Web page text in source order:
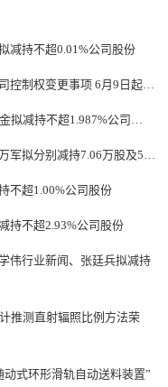
持不超0.01%公司股份
制权变更事项 6月9日起…
减持不超1.987%公司…
拟分别减持7.06万股及5…
不超1.00%公司股份
不超2.93%公司股份
伟行业新闻、张廷兵拟减持
推测直射辐照比例方法荣
式环形滑轨自动送料装置”